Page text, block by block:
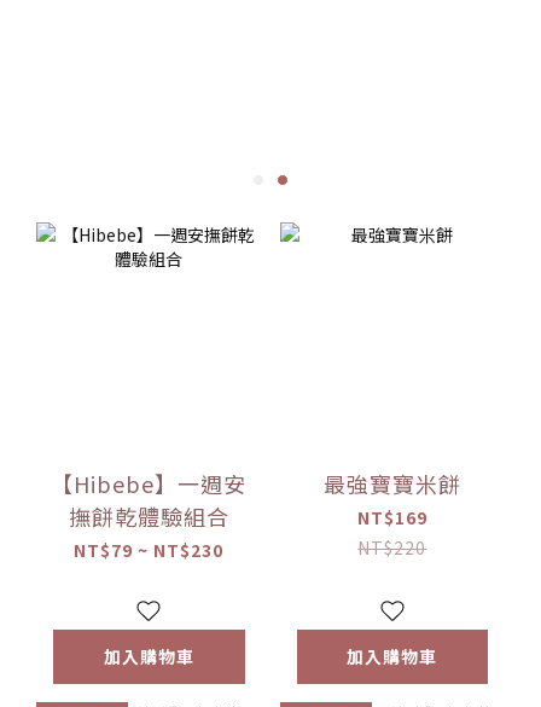
【Hibebe】一週安
撫餅乾體驗組合
NT$79 ~ NT$230
加入購物車
最強寶寶米餅
NT$169
NT$220
加入購物車